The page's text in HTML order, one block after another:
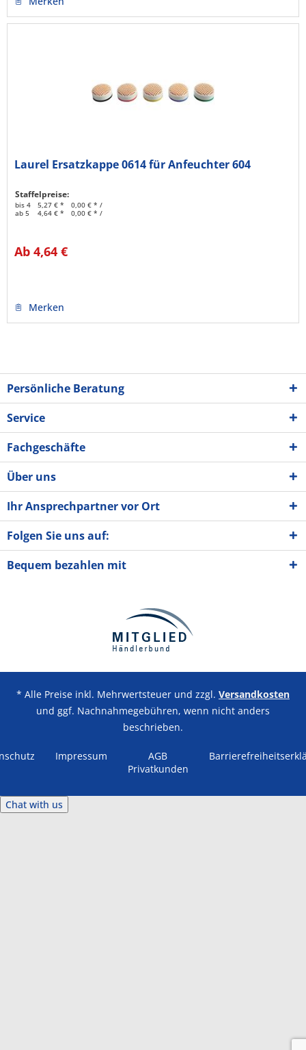
Laurel Ersatzkappe 0614 für Anfeuchter 604
Staffelpreise:
bis4 5,27 € *
0,00 € * /
ab5 4,64 € * 0,00 € * /
Ab 4,64 €
Merken
Persönliche Beratung
Service
Fachgeschäfte
Über uns
Ihr Ansprechpartner vor Ort
Folgen Sie uns auf:
Bequem bezahlen mit
* Alle Preise inkl. Mehrwertsteuer und zzgl. Versandkosten
und ggf. Nachnahmegebühren, wenn nicht anders
beschrieben.
Impressum
AGB
Privatkunden
Chat with us